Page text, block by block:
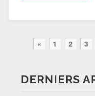
« 1 2 3
DERNIERS